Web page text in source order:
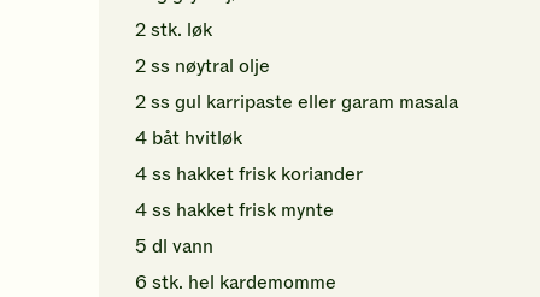
2stk. løk
2ss nøytral olje
2ss gul karripaste eller garam masala
4 båt hvitløk
4ss hakketfrisk koriander
4ss hakketfrisk mynte
5 dl vann
6 stk. hel kardemomme